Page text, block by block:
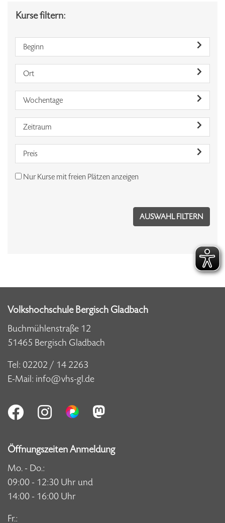
Kurse filtern:
Beginn
Ort
Wochentage
Zeitraum
Preis
Nur Kurse mit freien Plätzen anzeigen
Volkshochschule Bergisch Gladbach
Buchmühlenstraße 12
51465 Bergisch Gladbach
Tel: 02202 / 14 2263
E-Mail: info@vhs-gl.de
Öffnungszeiten Anmeldung
Mo. - Do.:
09:00 - 12:30 Uhr und
14:00 - 16:00 Uhr
Fr.: